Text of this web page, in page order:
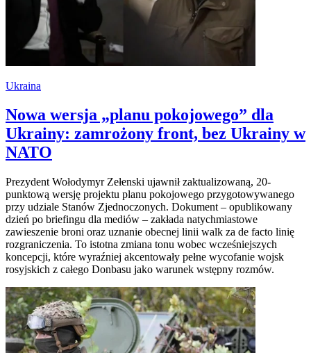
Ukraina
Nowa wersja „planu pokojowego” dla
Ukrainy: zamrożony front, bez Ukrainy w
NATO
Prezydent Wołodymyr Zełenski ujawnił zaktualizowaną, 20-
punktową wersję projektu planu pokojowego przygotowywanego
przy udziale Stanów Zjednoczonych. Dokument – opublikowany
dzień po briefingu dla mediów – zakłada natychmiastowe
zawieszenie broni oraz uznanie obecnej linii walk za de facto linię
rozgraniczenia. To istotna zmiana tonu wobec wcześniejszych
koncepcji, które wyraźniej akcentowały pełne wycofanie wojsk
rosyjskich z całego Donbasu jako warunek wstępny rozmów.